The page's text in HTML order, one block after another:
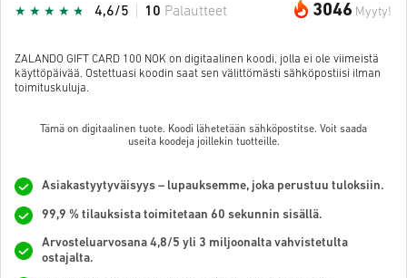
3046 Myyty!
4,6/5 10 Palautteet
ZALANDO GIFT CARD 100 NOK on digitaalinen koodi, jolla ei ole viimeistä
käyttöpäivää. Ostettuasi koodin saat sen välittömästi sähköpostiisi ilman
toimituskuluja.
Tämä on digitaalinen tuote. Koodi lähetetään sähköpostitse. Voit saada
useita koodeja joillekin tuotteille.
Asiakastyytyväisyys – lupauksemme, joka perustuu tuloksiin.
99,9 % tilauksista toimitetaan 60 sekunnin sisällä.
Arvosteluarvosana 4,8/5 yli 3 miljoonalta vahvistetulta
ostajalta.